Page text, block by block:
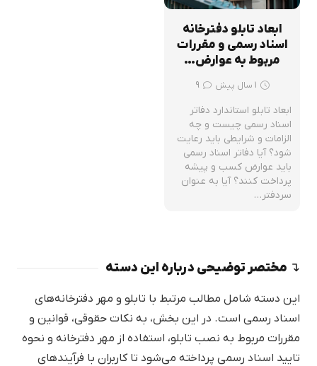
ابعاد تابلو دفترخانه
اسناد رسمی و مقررات
مربوط به عوارض…
1 سال پیش 9دیدگاه
ابعاد تابلو استاندارد دفاتر
اسناد رسمی چیست و چه
الزامات و شرایطی باید رعایت
شود؟ آیا دفاتر اسناد رسمی
باید عوارض کسب و پیشه
پرداخت کنند؟ آیا به عنوان
سردفتر…
↴ مختصر توضیحی درباره این دسته
این دسته شامل مطالب مرتبط با تابلو و مهر دفترخانه‌های
اسناد رسمی است. در این بخش، به نکات حقوقی، قوانین و
مقررات مربوط به نصب تابلو، استفاده از مهر دفترخانه و نحوه
تایید اسناد رسمی پرداخته می‌شود تا کاربران با فرآیندهای